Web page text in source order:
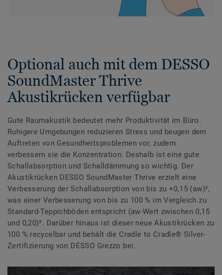
Optional auch mit dem DESSO
SoundMaster Thrive
Akustikrücken verfügbar
Gute Raumakustik bedeutet mehr Produktivität im Büro.
Ruhigere Umgebungen reduzieren Stress und beugen dem
Auftreten von Gesundheitsproblemen vor, zudem
verbessern sie die Konzentration. Deshalb ist eine gute
Schallabsorption und Schalldämmung so wichtig. Der
Akustikrücken DESSO SoundMaster Thrive erzielt eine
Verbesserung der Schallabsorption von bis zu +0,15 (aw)²,
was einer Verbesserung von bis zu 100 % im Vergleich zu
Standard-Teppichböden entspricht (aw-Wert zwischen 0,15
und 0,20)³. Darüber hinaus ist dieser neue Akustikrücken zu
100 % recycelbar und behält die Cradle to Cradle® Silver-
Zertifizierung von DESSO Grezzo bei.